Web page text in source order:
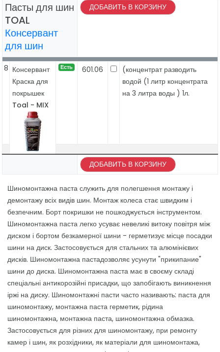
Пасты для шин
TOAL
Консервант
для шин
ДОБАВИТЬ В КОРЗИНУ
8 Консервант
Краска для
покрышек
Toal - MIX
Есть 601.06
(концентрат разводить
водой (1 литр концентрата
на 3 литра воды ) 1л.
ДОБАВИТЬ В КОРЗИНУ
Шиномонтажна паста служить для полегшення монтажу і
демонтажу всіх видів шин. Монтаж колеса стає швидким і
безпечним. Борт покришки не пошкоджується інструментом.
Шиномонтажна паста легко усуває невеликі витоку повітря між
диском і бортом безкамерної шини - герметизує місце посадки
шини на диск. Застосовується для стальних та алюмінієвих
дисків. Шиномонтажна пастадозволяє усунути "прикипание"
шини до диска. Шиномонтажна паста має в своєму складі
спеціальні антикорозійні присадки, що запобігають виникнення
іржі на диску. Шиномонтажні пасти часто називають: паста для
шиномонтажу, монтажна паста герметик, рідина
шиномонтажна, монтажна паста, шиномонтажна обмазка.
Застосовується для різних для шиномонтажу, при ремонту
камер і шин, як розхідники, як матеріали для шиномонтажа,